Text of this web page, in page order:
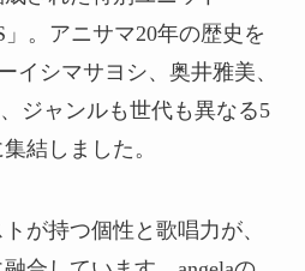
」。アニサマ20年の歴史を
イシマサヨシ、奥井雅美、
ジャンルも世代も異なる5
結しました。
が持つ個性と歌唱力が、